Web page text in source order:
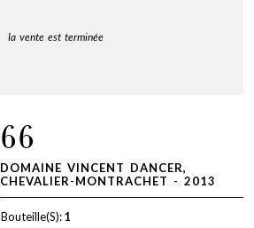
la vente est terminée
66
DOMAINE VINCENT DANCER,
CHEVALIER-MONTRACHET - 2013
Bouteille(S):1